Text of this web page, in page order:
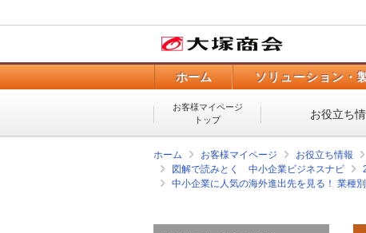
ホーム ソリューション・
お客様マイページ
トップ
お役立ち
ホーム お客様マイページ お役立ち情報
図解で読みとく 中小企業ビジネスナビ
中小企業に人気の海外進出先を見る！ 業種